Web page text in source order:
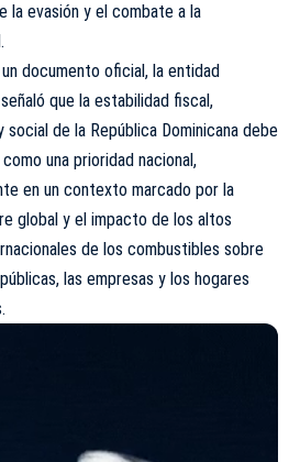
la evasión y el combate a la
documento oficial, la entidad
que la estabilidad fiscal,
social de la República Dominicana debe
una prioridad nacional,
en un contexto marcado por la
global y el impacto de los altos
de los combustibles sobre
las empresas y los hogares